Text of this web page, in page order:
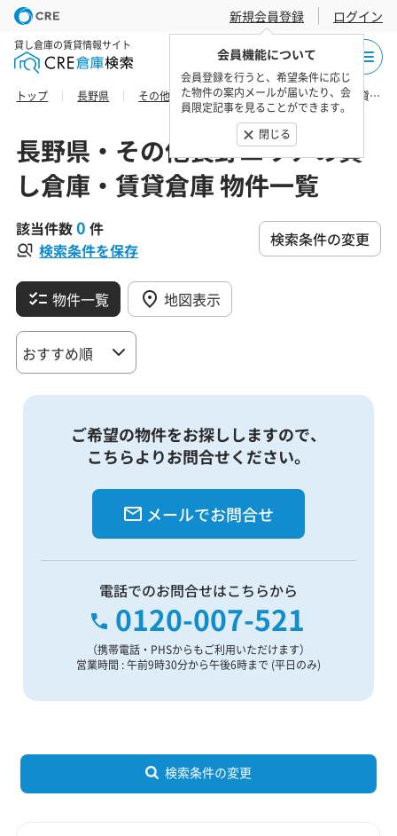
新規会員登録
会員機能について
会員登録を行うと、希望条件に応じ
た物件の案内メールが届いたり、会
員限定記事を見ることができます。
閉じる
ログイン
貸し倉庫の賃貸情報サイト
トップ 長野県 その他長野エリア 長野市の貸し倉庫・賃貸倉庫 物件一覧
長野県・その他長野エリアの貸
し倉庫・賃貸倉庫 物件一覧
該当件数0 件
検索条件を保存
検索条件の変更
物件一覧 地図表示
ご希望の物件をお探ししますので、
こちらよりお問合せください。
メールでお問合せ
電話でのお問合せはこちらから
0120-007-521
（携帯電話・PHSからもご利用いただけます）
営業時間 : 午前9時30分から午後6時まで (平日のみ)
検索条件の変更